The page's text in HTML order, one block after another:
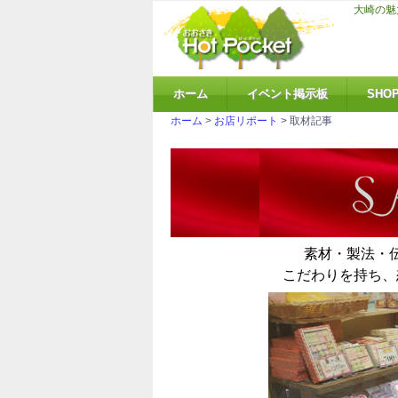
大崎の
ホーム イベント掲示板
ホーム > お店リポート > 取材記事